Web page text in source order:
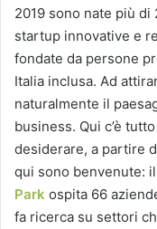
2019 sono nate più
startup innovative e
fondate da persone
Italia inclusa. Ad
naturalmente il
business. Qui c’è
desiderare, a partire
qui sono benvenute: il
Park ospita 66
fa ricerca su settori